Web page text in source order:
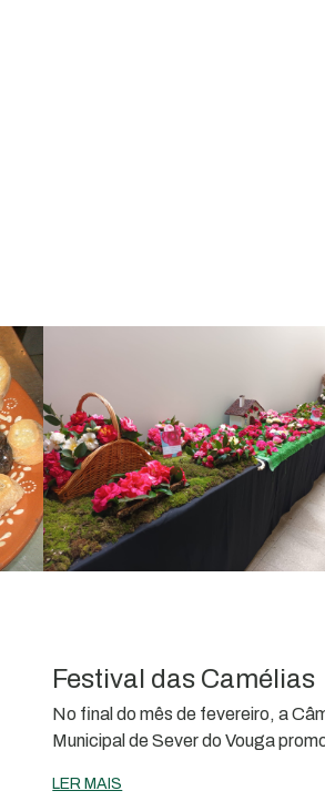
Festival das Camélias
No final do mês de fevereiro, a
Municipal de Sever do Vouga
LER MAIS